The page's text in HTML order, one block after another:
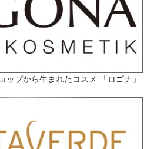
ップから生まれたコスメ 「ロゴナ」